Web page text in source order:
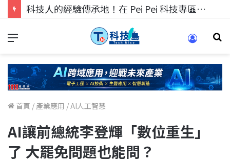
科技人的經驗傳承地！在 Pei Pei 科技專區，與學弟妹交流最硬核的技術
首頁 / 產業應用 /AI人工智慧
AI讓前總統李登輝「數位重生」
了 大罷免問題也能問？